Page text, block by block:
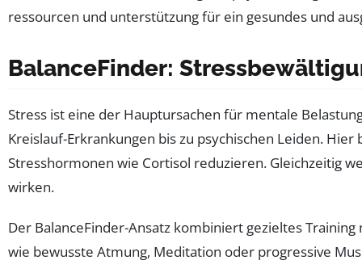
BalanceFinder:
Stress ist eine der Hauptursachen für mentale
Kreislauf-Erkrankungen bis zu psychischen Leiden.
Stresshormonen wie Cortisol reduzieren. Gleichzeitig
wirken.
Der BalanceFinder-Ansatz kombiniert gezieltes
wie bewusste Atmung, Meditation oder progressive